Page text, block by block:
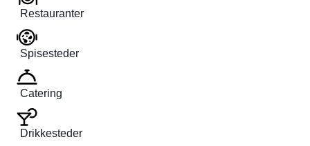
Restauranter
Spisesteder
Catering
Drikkesteder